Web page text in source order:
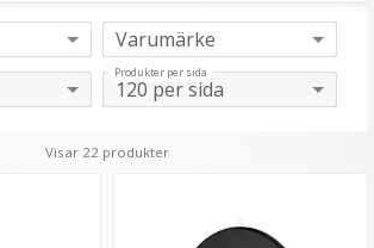
Produkter per sida
Visar 22 produkter